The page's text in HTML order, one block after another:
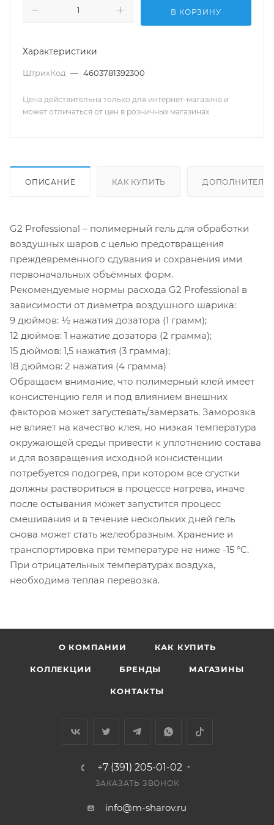
В КОРЗИНУ
Характеристики
ШтрихКод — 4603781392300
Цена действительна только для интернет-магазина и
может отличаться от цен в розничных магазинах
ОПИСАНИЕ КАК КУПИТЬ
G2 Professional – полимерный гель для обработки
воздушных шаров с целью предотвращения
преждевременного сдувания и сохранения ими
первоначальных объёмных форм.
Рекомендуемые нормы расхода G2 Professional в
зависимости от диаметра воздушного шарика:
9 дюймов: ½ нажатия дозатора (1 грамм);
12 дюймов: 1 нажатие дозатора (2 грамма);
15 дюймов: 1,5 нажатия (3 грамма);
18 дюймов: 2 нажатия (4 грамма)
Обращаем внимание, что полимерный клей имеет
консистенцию геля и под влиянием внешних
факторов может загустевать/замерзать. Заморозка
не влияет на качество клея, но низкая температура
окружающей среды привести к уплотнению состава
и для возвращения исходной консистенции
потребуется подогрев, при котором все сгустки
должны раствориться в процессе нагрева, иначе
после остывания может запустится процесс
смешивания и в течение нескольких дней гель
снова может стать желеобразным. Хранение и
транспортировка при температуре не ниже -15 °C.
При отрицательных температурах воздуха,
необходима теплая перевозка.
О КОМПАНИИ КАК КУПИТЬ
КОЛЛЕКЦИИ БРЕНДЫ МАГАЗИНЫ
КОНТАКТЫ
+7 (391) 205-01-02
ЗАКАЗАТЬ ЗВОНОК
info@m-sharov.ru